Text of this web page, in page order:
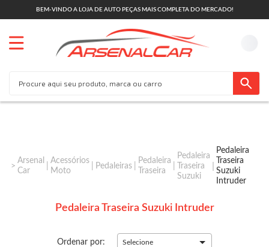
BEM-VINDO A LOJA DE AUTO PEÇAS MAIS COMPLETA DO MERCADO!
Arsenal
Car
Acessórios
Moto
Pedaleiras
Pedaleira
Traseira
Pedaleira
Traseira
Suzuki
Pedaleira
Traseira
Suzuki
Intruder
Pedaleira Traseira Suzuki Intruder
Ordenar por: Selecione